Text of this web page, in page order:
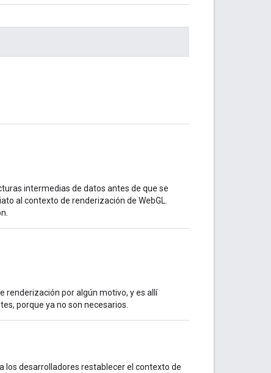
intermedias de datos antes de que se
al contexto de renderización de WebGL.
renderización por algún motivo, y es allí
porque ya no son necesarios.
los desarrolladores restablecer el contexto de